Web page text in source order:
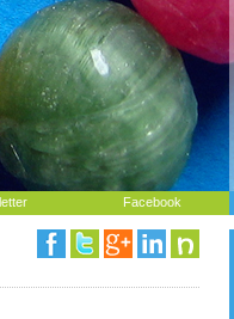
Facebook